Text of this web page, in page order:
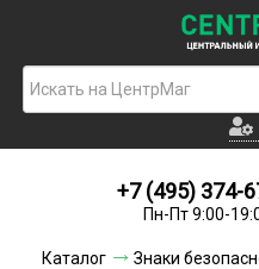
+7 (495) 374-
Пн-Пт 9:00-
Каталог
Знаки